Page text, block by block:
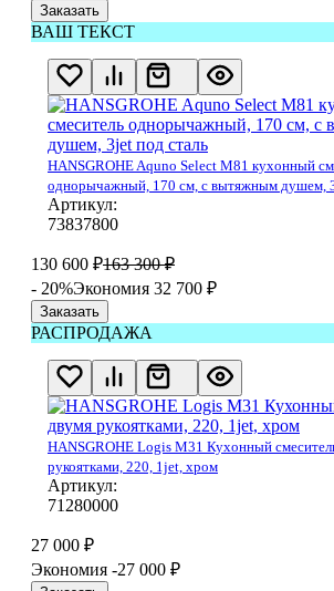
Заказать
ВАШ ТЕКСТ
HANSGROHE Aquno Select M81 кухонный
однорычажный, 170 см, с вытяжным душем,
Артикул:
73837800
130 600 ₽163 300 ₽
- 20%Экономия 32 700 ₽
Заказать
РАСПРОДАЖА
HANSGROHE Logis M31 Кухонный
рукоятками, 220, 1jet, хром
Артикул:
71280000
27 000 ₽
Экономия -27 000 ₽